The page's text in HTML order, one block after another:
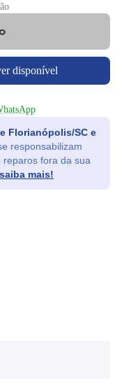
disponível
Florianópolis/SC e
reparos fora da sua
mais!